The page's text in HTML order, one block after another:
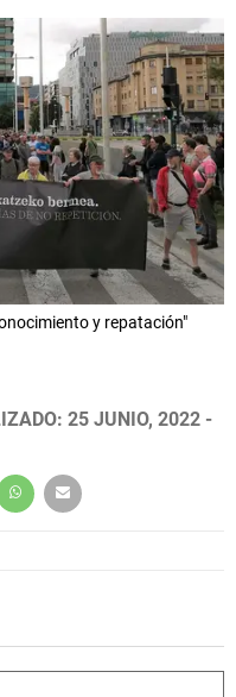
y repatación"
25 JUNIO, 2022 -